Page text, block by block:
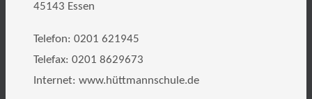
45143 Essen
Telefon: 0201 621945
Telefax: 0201 8629673
Internet: www.hüttmannschule.de